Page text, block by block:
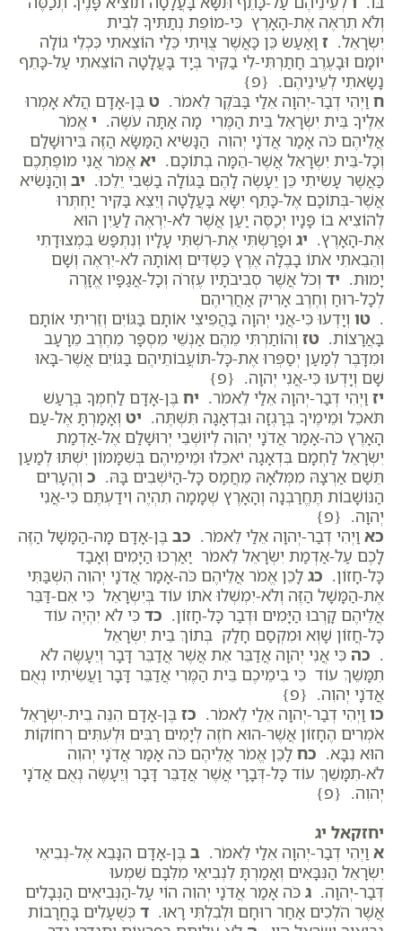
וְלֹא תִרְאֶה אֶת-הָאָרֶץ כִּי-מוֹפֵת נְתַתִּיךָ לְבֵית
יִשְׂרָאֵל. ז וָאַעַשׂ כֵּן כַּאֲשֶׁר צֻוֵּיתִי כֵּלַי הוֹצֵאתִי כִּכְלֵי גוֹלָה
יוֹמָם וּבָעֶרֶב חָתַרְתִּי-לִי בַקִּיר בְּיָד בָּעֲלָטָה הוֹצֵאתִי עַל-כָּתֵף
נָשָׂאתִי לְעֵינֵיהֶם. {פ}
ח וַיְהִי דְבַר-יְהוָה אֵלַי בַּבֹּקֶר לֵאמֹר. ט בֶּן-אָדָם הֲלֹא אָמְרוּ
אֵלֶיךָ בֵּית יִשְׂרָאֵל בֵּית הַמֶּרִי מָה אַתָּה עֹשֶׂה. י אֱמֹר
אֲלֵיהֶם כֹּה אָמַר אֲדֹנָי יְהוִה הַנָּשִׂיא הַמַּשָּׂא הַזֶּה בִּירוּשָׁלִַם
וְכָל-בֵּית יִשְׂרָאֵל אֲשֶׁר-הֵמָּה בְתוֹכָם. יא אֱמֹר אֲנִי מוֹפֶתְכֶם
כַּאֲשֶׁר עָשִׂיתִי כֵּן יֵעָשֶׂה לָהֶם בַּגּוֹלָה בַשְּׁבִי יֵלֵכוּ. יב וְהַנָּשִׂיא
אֲשֶׁר-בְּתוֹכָם אֶל-כָּתֵף יִשָּׂא בָּעֲלָטָה וְיֵצֵא בַּקִּיר יַחְתְּרוּ
לְהוֹצִיא בוֹ פָּנָיו יְכַסֶּה יַעַן אֲשֶׁר לֹא-יִרְאֶה לַעַיִן הוּא
אֶת-הָאָרֶץ. יג וּפָרַשְׂתִּי אֶת-רִשְׁתִּי עָלָיו וְנִתְפַּשׂ בִּמְצוּדָתִי
וְהֵבֵאתִי אֹתוֹ בָבֶלָה אֶרֶץ כַּשְׂדִּים וְאוֹתָהּ לֹא-יִרְאֶה וְשָׁם
יָמוּת. יד וְכֹל אֲשֶׁר סְבִיבֹתָיו עֶזְרֹה וְכָל-אֲגַפָּיו אֱזָרֶה
לְכָל-רוּחַ וְחֶרֶב אָרִיק אַחֲרֵיהֶם
. טו וְיָדְעוּ כִּי-אֲנִי יְהוָה בַּהֲפִיצִי אוֹתָם בַּגּוֹיִם וְזֵרִיתִי אוֹתָם
בָּאֲרָצוֹת. טז וְהוֹתַרְתִּי מֵהֶם אַנְשֵׁי מִסְפָּר מֵחֶרֶב מֵרָעָב
וּמִדָּבֶר לְמַעַן יְסַפְּרוּ אֶת-כָּל-תּוֹעֲבוֹתֵיהֶם בַּגּוֹיִם אֲשֶׁר-בָּאוּ
שָׁם וְיָדְעוּ כִּי-אֲנִי יְהוָה. {פ}
יז וַיְהִי דְבַר-יְהוָה אֵלַי לֵאמֹר. יח בֶּן-אָדָם לַחְמְךָ בְּרַעַשׁ
תֹּאכֵל וּמֵימֶיךָ בְּרָגְזָה וּבִדְאָגָה תִּשְׁתֶּה. יט וְאָמַרְתָּ אֶל-עַם
הָאָרֶץ כֹּה-אָמַר אֲדֹנָי יְהוִה לְיוֹשְׁבֵי יְרוּשָׁלִַם אֶל-אַדְמַת
יִשְׂרָאֵל לַחְמָם בִּדְאָגָה יֹאכֵלוּ וּמֵימֵיהֶם בְּשִׁמָּמוֹן יִשְׁתּוּ לְמַעַן
תֵּשַׁם אַרְצָהּ מִמְּלֹאָהּ מֵחֲמַס כָּל-הַיֹּשְׁבִים בָּהּ. כ וְהֶעָרִים
הַנּוֹשָׁבוֹת תֶּחֱרַבְנָה וְהָאָרֶץ שְׁמָמָה תִהְיֶה וִידַעְתֶּם כִּי-אֲנִי
יְהוָה. {פ}
כא וַיְהִי דְבַר-יְהוָה אֵלַי לֵאמֹר. כב בֶּן-אָדָם מָה-הַמָּשָׁל הַזֶּה
לָכֶם עַל-אַדְמַת יִשְׂרָאֵל לֵאמֹר יַאַרְכוּ הַיָּמִים וְאָבַד
כָּל-חָזוֹן. כג לָכֵן אֱמֹר אֲלֵיהֶם כֹּה-אָמַר אֲדֹנָי יְהוִה הִשְׁבַּתִּי
אֶת-הַמָּשָׁל הַזֶּה וְלֹא-יִמְשְׁלוּ אֹתוֹ עוֹד בְּיִשְׂרָאֵל כִּי אִם-דַּבֵּר
אֲלֵיהֶם קָרְבוּ הַיָּמִים וּדְבַר כָּל-חָזוֹן. כד כִּי לֹא יִהְיֶה עוֹד
כָּל-חֲזוֹן שָׁוְא וּמִקְסַם חָלָק בְּתוֹךְ בֵּית יִשְׂרָאֵל
. כה כִּי אֲנִי יְהוָה אֲדַבֵּר אֵת אֲשֶׁר אֲדַבֵּר דָּבָר וְיֵעָשֶׂה לֹא
תִמָּשֵׁךְ עוֹד כִּי בִימֵיכֶם בֵּית הַמֶּרִי אֲדַבֵּר דָּבָר וַעֲשִׂיתִיו נְאֻם
אֲדֹנָי יְהוִה. {פ}
כו וַיְהִי דְבַר-יְהוָה אֵלַי לֵאמֹר. כז בֶּן-אָדָם הִנֵּה בֵית-יִשְׂרָאֵל
אֹמְרִים הֶחָזוֹן אֲשֶׁר-הוּא חֹזֶה לְיָמִים רַבִּים וּלְעִתִּים רְחוֹקוֹת
הוּא נִבָּא. כח לָכֵן אֱמֹר אֲלֵיהֶם כֹּה אָמַר אֲדֹנָי יְהוִה
לֹא-תִמָּשֵׁךְ עוֹד כָּל-דְּבָרָי אֲשֶׁר אֲדַבֵּר דָּבָר וְיֵעָשֶׂה נְאֻם אֲדֹנָי
יְהוִה. {פ}
יחזקאל יג
א וַיְהִי דְבַר-יְהוָה אֵלַי לֵאמֹר. ב בֶּן-אָדָם הִנָּבֵא אֶל-נְבִיאֵי
יִשְׂרָאֵל הַנִּבָּאִים וְאָמַרְתָּ לִנְבִיאֵי מִלִּבָּם שִׁמְעוּ
דְּבַר-יְהוָה. ג כֹּה אָמַר אֲדֹנָי יְהוִה הוֹי עַל-הַנְּבִיאִים הַנְּבָלִים
אֲשֶׁר הֹלְכִים אַחַר רוּחָם וּלְבִלְתִּי רָאוּ. ד כְּשֻׁעָלִים בָּחֳרָבוֹת